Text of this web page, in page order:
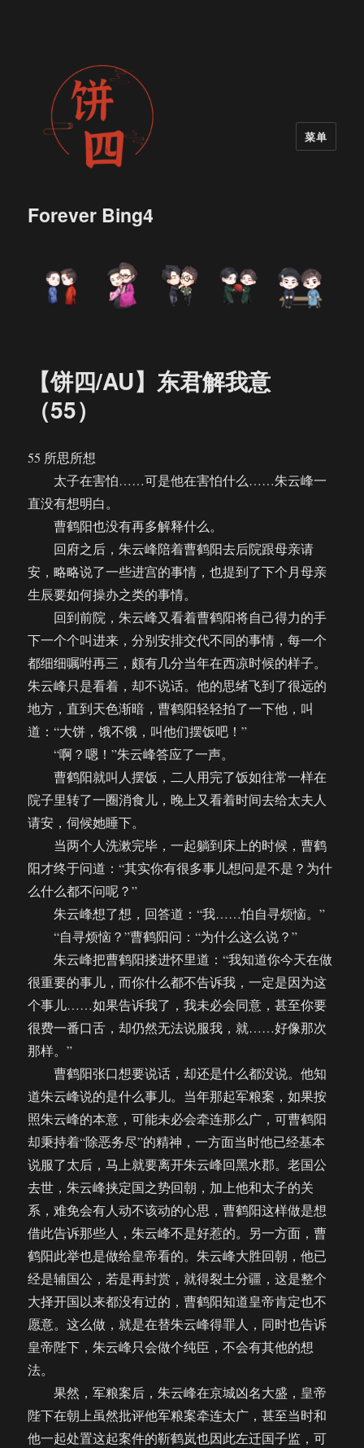
Forever Bing4
菜单
【饼四/AU】东君解我意
（55）
55 所思所想
太子在害怕……可是他在害怕什么……朱云峰一
直没有想明白。
曹鹤阳也没有再多解释什么。
回府之后，朱云峰陪着曹鹤阳去后院跟母亲请
安，略略说了一些进宫的事情，也提到了下个月母亲
生辰要如何操办之类的事情。
回到前院，朱云峰又看着曹鹤阳将自己得力的手
下一个个叫进来，分别安排交代不同的事情，每一个
都细细嘱咐再三，颇有几分当年在西凉时候的样子。
朱云峰只是看着，却不说话。他的思绪飞到了很远的
地方，直到天色渐暗，曹鹤阳轻轻拍了一下他，叫
道：“大饼，饿不饿，叫他们摆饭吧！”
“啊？嗯！”朱云峰答应了一声。
曹鹤阳就叫人摆饭，二人用完了饭如往常一样在
院子里转了一圈消食儿，晚上又看着时间去给太夫人
请安，伺候她睡下。
当两个人洗漱完毕，一起躺到床上的时候，曹鹤
阳才终于问道：“其实你有很多事儿想问是不是？为什
么什么都不问呢？”
朱云峰想了想，回答道：“我……怕自寻烦恼。”
“自寻烦恼？”曹鹤阳问：“为什么这么说？”
朱云峰把曹鹤阳搂进怀里道：“我知道你今天在做
很重要的事儿，而你什么都不告诉我，一定是因为这
个事儿……如果告诉我了，我未必会同意，甚至你要
很费一番口舌，却仍然无法说服我，就……好像那次
那样。”
曹鹤阳张口想要说话，却还是什么都没说。他知
道朱云峰说的是什么事儿。当年那起军粮案，如果按
照朱云峰的本意，可能未必会牵连那么广，可曹鹤阳
却秉持着“除恶务尽”的精神，一方面当时他已经基本
说服了太后，马上就要离开朱云峰回黑水郡。老国公
去世，朱云峰挟定国之势回朝，加上他和太子的关
系，难免会有人动不该动的心思，曹鹤阳这样做是想
借此告诉那些人，朱云峰不是好惹的。另一方面，曹
鹤阳此举也是做给皇帝看的。朱云峰大胜回朝，他已
经是辅国公，若是再封赏，就得裂土分疆，这是整个
大择开国以来都没有过的，曹鹤阳知道皇帝肯定也不
愿意。这么做，就是在替朱云峰得罪人，同时也告诉
皇帝陛下，朱云峰只会做个纯臣，不会有其他的想
法。
果然，军粮案后，朱云峰在京城凶名大盛，皇帝
陛下在朝上虽然批评他军粮案牵连太广，甚至当时和
他一起处置这起案件的靳鹤岚也因此左迁国子监，可